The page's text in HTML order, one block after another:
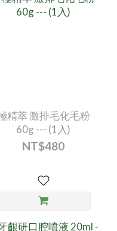
精萃 激排毛化毛粉
60g --- (1入)
NT$480